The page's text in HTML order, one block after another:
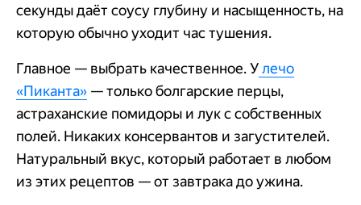
секунды даёт соусу глубину и насыщенность, на
которую обычно уходит час тушения.
Главное — выбрать качественное. Улечо
«Пиканта» — только болгарские перцы,
астраханские помидоры и лук с собственных
полей. Никаких консервантов и загустителей.
Натуральный вкус, который работает в любом
из этих рецептов — от завтрака до ужина.